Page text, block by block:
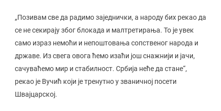
„Позивам све да радимо заједнички, а народу бих рекао да
се не секирају због блокада и малтретирања. То је увек
само израз немоћи и непоштовања сопственог народа и
државе. Из свега овога ћемо изаћи још снажнији и јачи,
сачуваћемо мир и стабилност. Србија неће да стане“,
рекао је Вучић који је тренутно у званичној посети
Швајцарској.